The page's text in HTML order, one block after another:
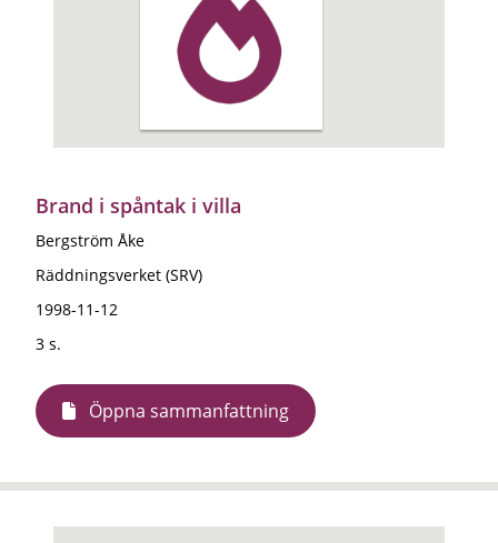
Brand i spåntak i villa
Bergström Åke
Räddningsverket (SRV)
1998-11-12
3 s.
Öppna sammanfattning